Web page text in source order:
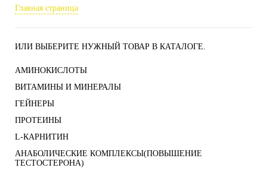
Главная страница
ИЛИ ВЫБЕРИТЕ НУЖНЫЙ ТОВАР В КАТАЛОГЕ.
АМИНОКИСЛОТЫ
ВИТАМИНЫ И МИНЕРАЛЫ
ГЕЙНЕРЫ
ПРОТЕИНЫ
L-КАРНИТИН
АНАБОЛИЧЕСКИЕ КОМПЛЕКСЫ(ПОВЫШЕНИЕ
ТЕСТОСТЕРОНА)